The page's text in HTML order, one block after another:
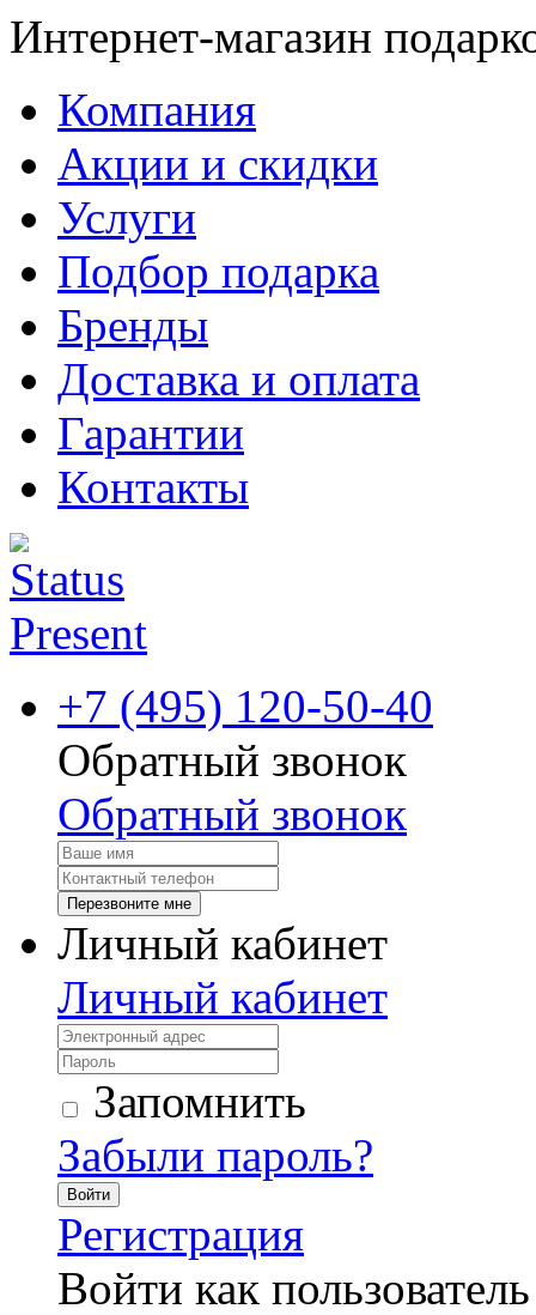
Интернет-магазин
Компания
Акции и скидки
Услуги
Подбор подарка
Бренды
Доставка и оплата
Гарантии
Контакты
+7 (495) 120-50-40
Обратный звонок
Обратный звонок
Перезвоните мне
Личный кабинет
Личный кабинет
Запомнить
Забыли пароль?
Войти
Регистрация
Войти как пользователь